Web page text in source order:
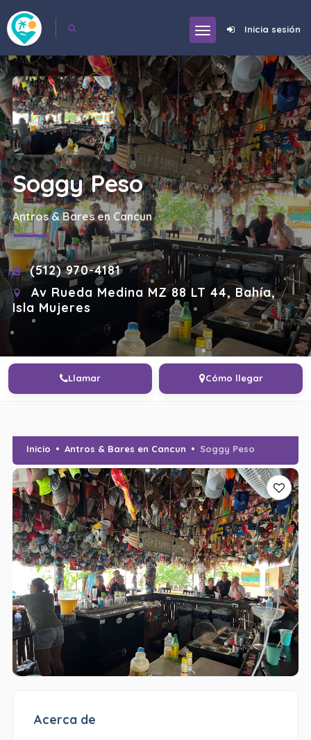
Inicia sesión
Soggy Peso
Antros & Bares en Cancun
(512) 970-4181
Av Rueda Medina MZ 88 LT 44, Bahía,
Isla Mujeres
Llamar Cómo llegar
Inicio Antros & Bares en Cancun Soggy Peso
Acerca de